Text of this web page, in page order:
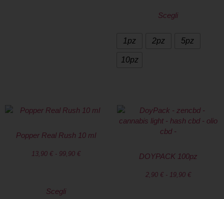
Scegli
1pz 2pz 5pz
10pz
Popper Real Rush 10 ml
13,90 € - 99,90 €
Scegli
DOYPACK 100pz
2,90 € - 19,90 €